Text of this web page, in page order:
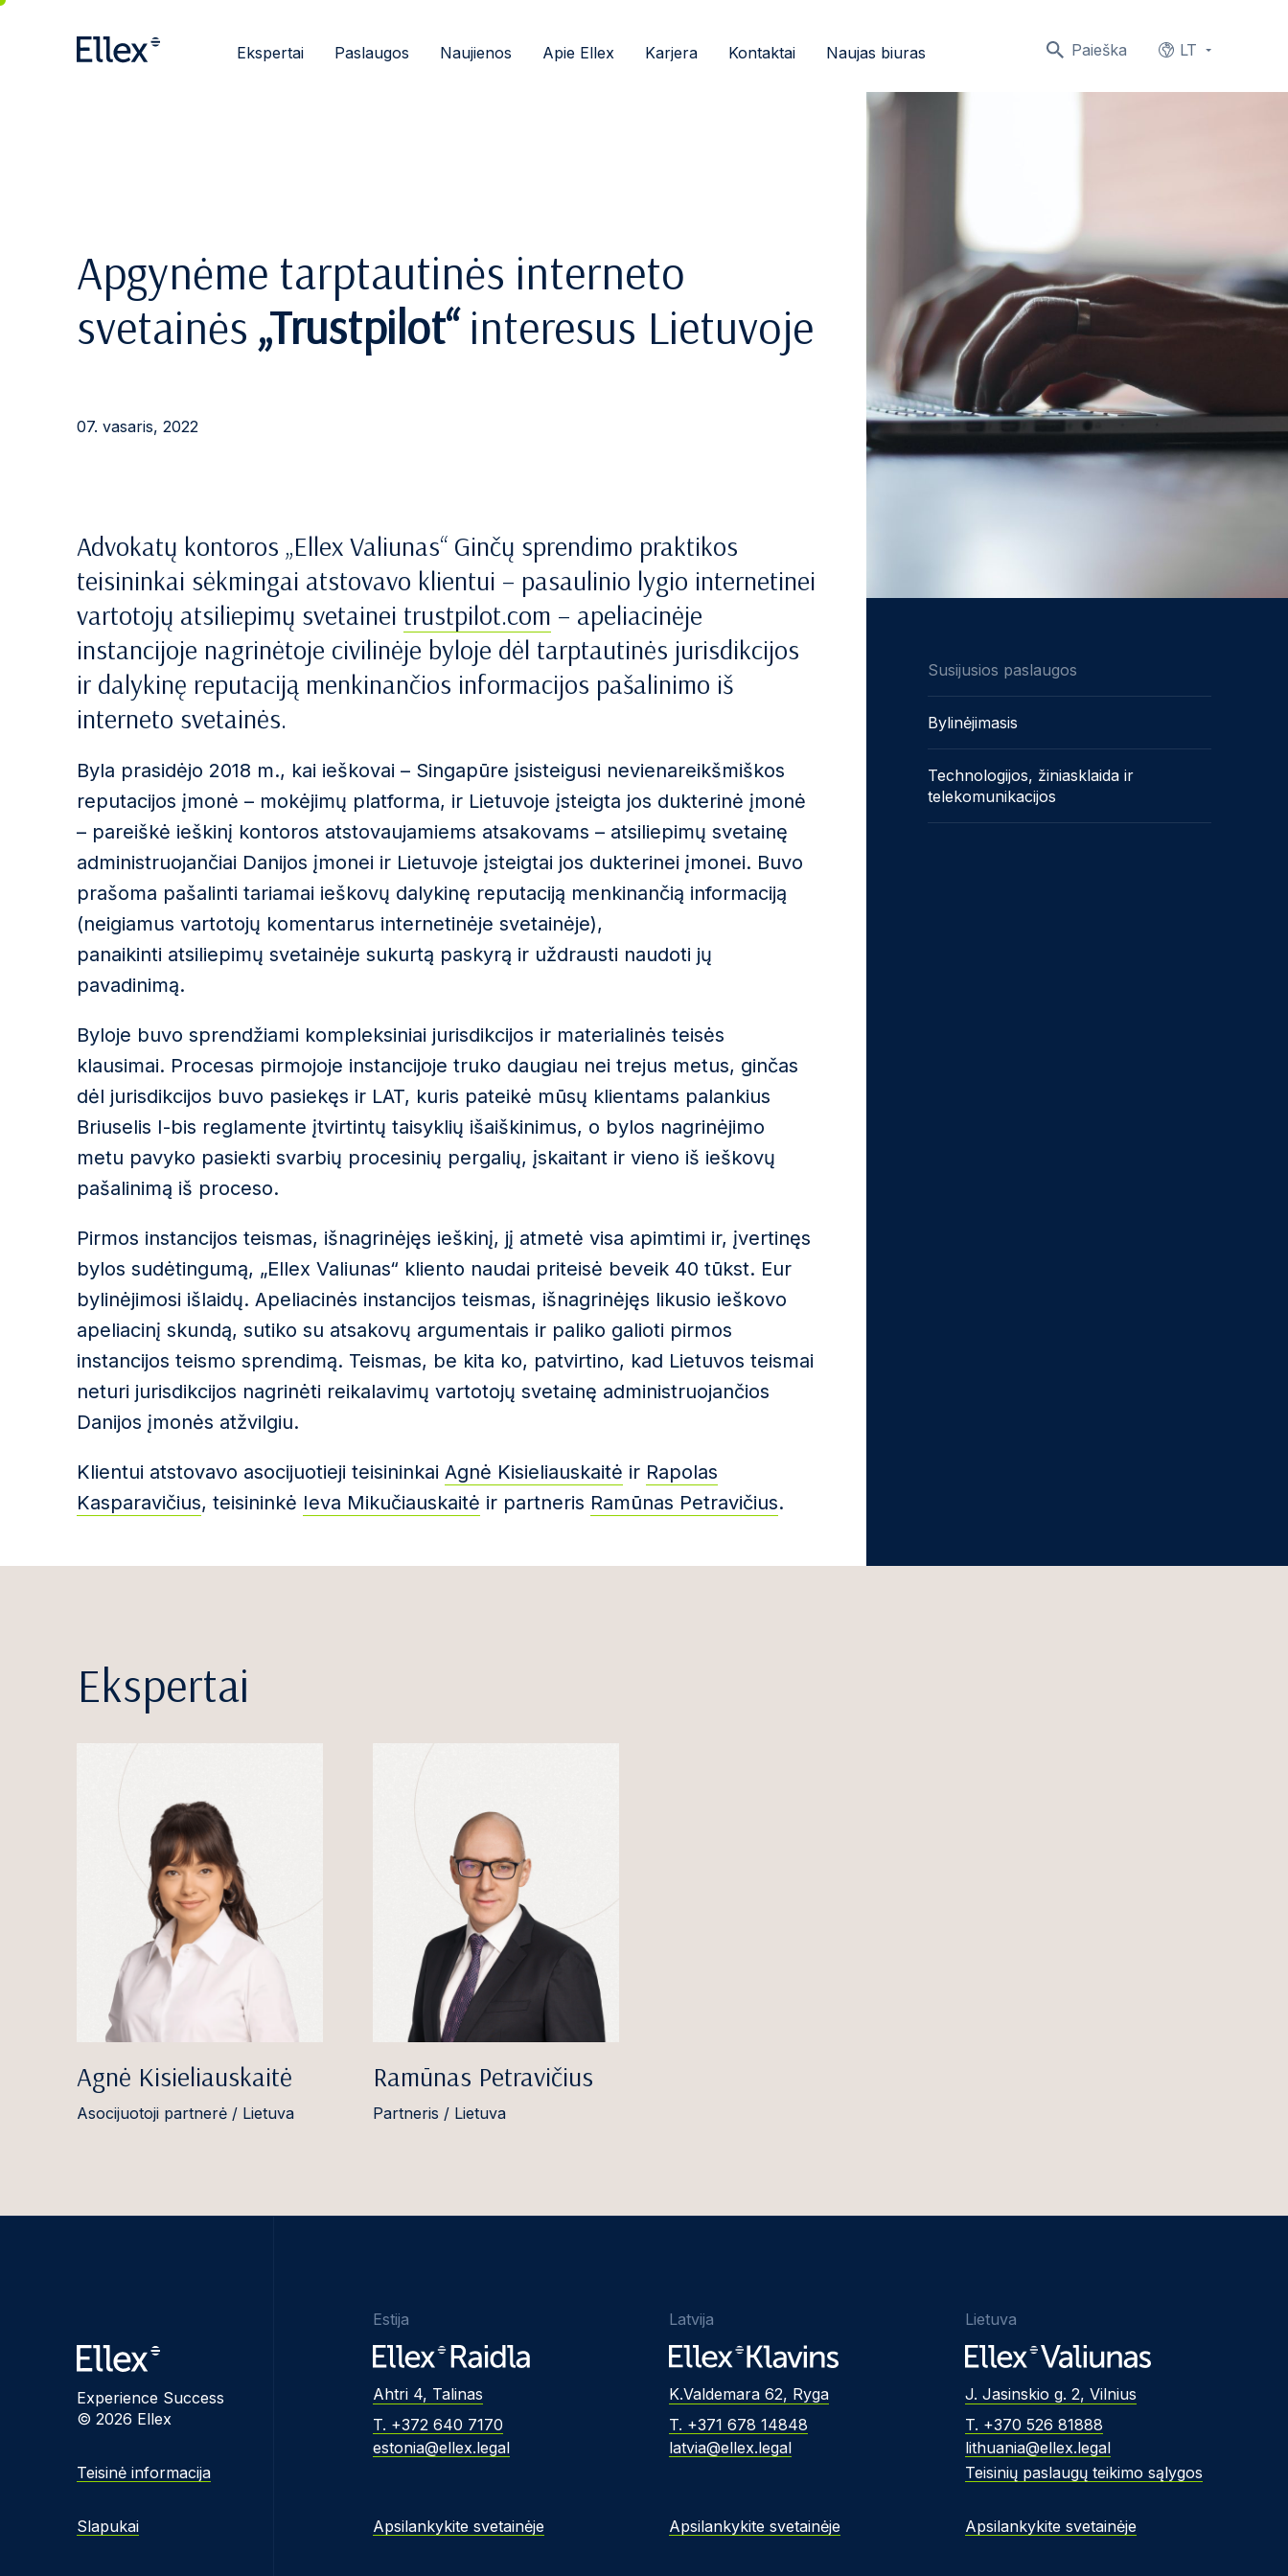
Paieška LT
Ekspertai Paslaugos Naujienos Apie Ellex Karjera Kontaktai Naujas biuras
Apgynėme tarptautinės interneto
svetainės „Trustpilot“interesus Lietuvoje
07. vasaris, 2022
Advokatų kontoros „Ellex Valiunas“ Ginčų sprendimo praktikos
teisininkai sėkmingai atstovavo klientui – pasaulinio lygio internetinei
vartotojų atsiliepimų svetainei trustpilot.com – apeliacinėje
instancijoje nagrinėtoje civilinėje byloje dėl tarptautinės jurisdikcijos
ir dalykinę reputaciją menkinančios informacijos pašalinimo iš
interneto svetainės.
Byla prasidėjo 2018 m., kai ieškovai – Singapūre įsisteigusi nevienareikšmiškos
reputacijos įmonė – mokėjimų platforma, ir Lietuvoje įsteigta jos dukterinė įmonė
– pareiškė ieškinį kontoros atstovaujamiems atsakovams – atsiliepimų svetainę
administruojančiai Danijos įmonei ir Lietuvoje įsteigtai jos dukterinei įmonei. Buvo
prašoma pašalinti tariamai ieškovų dalykinę reputaciją menkinančią informaciją
(neigiamus vartotojų komentarus internetinėje svetainėje),
panaikinti atsiliepimų svetainėje sukurtą paskyrą ir uždrausti naudoti jų
pavadinimą.
Byloje buvo sprendžiami kompleksiniai jurisdikcijos ir materialinės teisės
klausimai. Procesas pirmojoje instancijoje truko daugiau nei trejus metus, ginčas
dėl jurisdikcijos buvo pasiekęs ir LAT, kuris pateikė mūsų klientams palankius
Briuselis I-bis reglamente įtvirtintų taisyklių išaiškinimus, o bylos nagrinėjimo
metu pavyko pasiekti svarbių procesinių pergalių, įskaitant ir vieno iš ieškovų
pašalinimą iš proceso.
Pirmos instancijos teismas, išnagrinėjęs ieškinį, jį atmetė visa apimtimi ir, įvertinęs
bylos sudėtingumą, „Ellex Valiunas“ kliento naudai priteisė beveik 40 tūkst. Eur
bylinėjimosi išlaidų. Apeliacinės instancijos teismas, išnagrinėjęs likusio ieškovo
apeliacinį skundą, sutiko su atsakovų argumentais ir paliko galioti pirmos
instancijos teismo sprendimą. Teismas, be kita ko, patvirtino, kad Lietuvos teismai
neturi jurisdikcijos nagrinėti reikalavimų vartotojų svetainę administruojančios
Danijos įmonės atžvilgiu.
Klientui atstovavo asocijuotieji teisininkai Agnė Kisieliauskaitė ir Rapolas
Kasparavičius, teisininkė Ieva Mikučiauskaitė ir partneris Ramūnas Petravičius.
Susijusios paslaugos
Bylinėjimasis
Technologijos, žiniasklaida ir
telekomunikacijos
Ekspertai
Agnė Kisieliauskaitė
Asocijuotoji partnerė / Lietuva
Ramūnas Petravičius
Partneris / Lietuva
Experience Success
© 2026 Ellex
Teisinė informacija
Slapukai
Estija
Ahtri 4, Talinas
T. +372 640 7170
estonia@ellex.legal
Apsilankykite svetainėje
Latvija
K.Valdemara 62, Ryga
T. +371 678 14848
latvia@ellex.legal
Apsilankykite svetainėje
Lietuva
J. Jasinskio g. 2, Vilnius
T. +370 526 81888
lithuania@ellex.legal
Teisinių paslaugų teikimo sąlygos
Apsilankykite svetainėje